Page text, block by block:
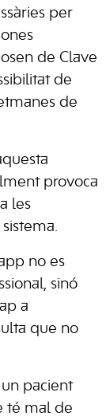
per
de Clave
de
de
provoca
les
no es
sinó
a
que no
pacient
té mal de